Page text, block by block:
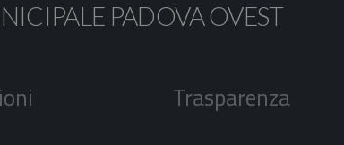
PADOVA OVEST
Trasparenza